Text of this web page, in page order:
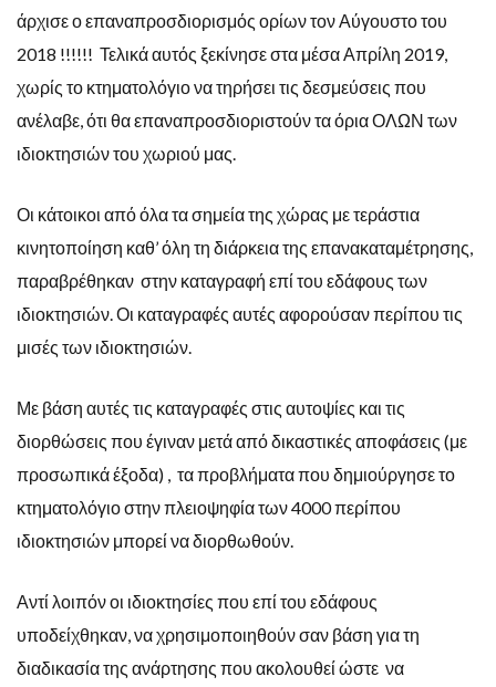
άρχισε ο επαναπροσδιορισμός ορίων τον Αύγουστο του
2018 !!!!!! Τελικά αυτός ξεκίνησε στα μέσα Απρίλη 2019,
χωρίς το κτηματολόγιο να τηρήσει τις δεσμεύσεις που
ανέλαβε, ότι θα επαναπροσδιοριστούν τα όρια ΟΛΩΝ των
ιδιοκτησιών του χωριού μας.
Οι κάτοικοι από όλα τα σημεία της χώρας με τεράστια
κινητοποίηση καθ’ όλη τη διάρκεια της επανακαταμέτρησης,
παραβρέθηκαν στην καταγραφή επί του εδάφους των
ιδιοκτησιών. Οι καταγραφές αυτές αφορούσαν περίπου τις
μισές των ιδιοκτησιών.
Με βάση αυτές τις καταγραφές στις αυτοψίες και τις
διορθώσεις που έγιναν μετά από δικαστικές αποφάσεις (με
προσωπικά έξοδα) , τα προβλήματα που δημιούργησε το
κτηματολόγιο στην πλειοψηφία των 4000 περίπου
ιδιοκτησιών μπορεί να διορθωθούν.
Αντί λοιπόν οι ιδιοκτησίες που επί του εδάφους
υποδείχθηκαν, να χρησιμοποιηθούν σαν βάση για τη
διαδικασία της ανάρτησης που ακολουθεί ώστε να